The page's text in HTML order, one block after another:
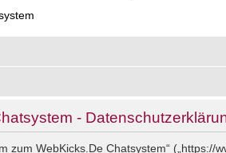
-
zum WebKicks.De Chatsystem“ („https://